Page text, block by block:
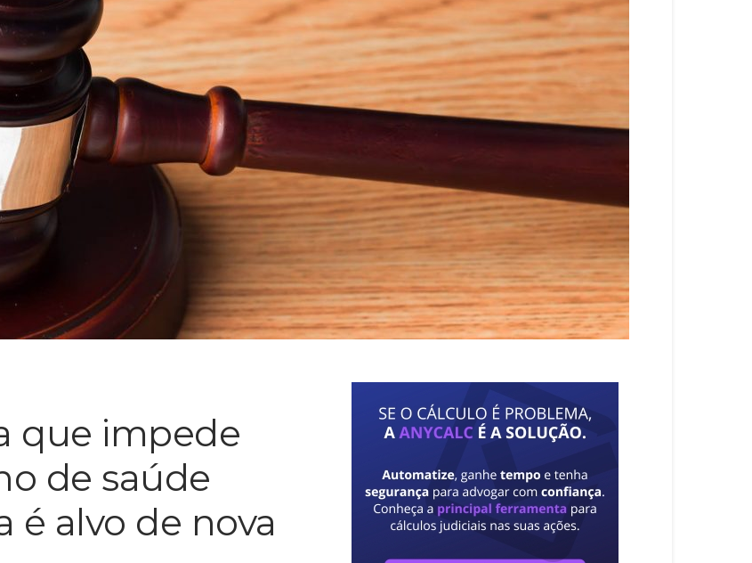
Notícias
que impede
de saúde
alvo de nova